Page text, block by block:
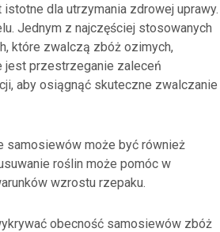
dla utrzymania zdrowej uprawy.
Jednym z najczęściej stosowanych
które zwalczą zbóż ozimych,
jest przestrzeganie zaleceń
aby osiągnąć skuteczne zwalczanie
samosiewów może być również
roślin może pomóc w
wzrostu rzepaku.
obecność samosiewów zbóż